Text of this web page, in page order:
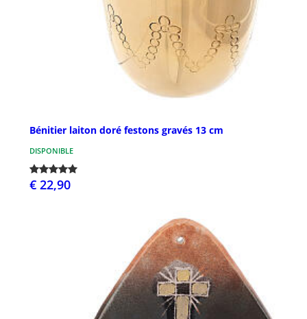
Bénitier laiton doré festons gravés 13 cm
DISPONIBLE
€ 22,90